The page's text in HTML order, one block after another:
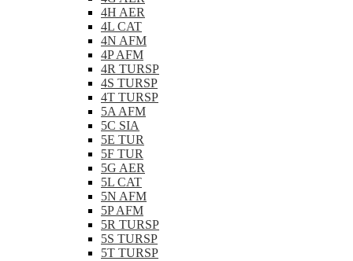
4H AER
4L CAT
4N AFM
4P AFM
4R TURSP
4S TURSP
4T TURSP
5A AFM
5C SIA
5E TUR
5F TUR
5G AER
5L CAT
5N AFM
5P AFM
5R TURSP
5S TURSP
5T TURSP